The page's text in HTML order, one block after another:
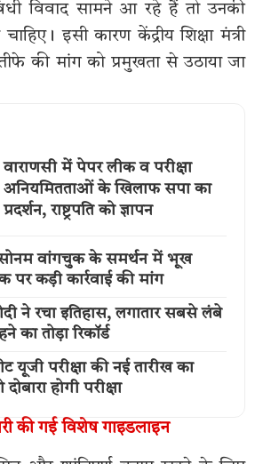
विवाद सामने आ रहे हैं तो उनकी
चाहिए। इसी कारण केंद्रीय शिक्षा मंत्री
की मांग को प्रमुखता से उठाया जा
वाराणसी में पेपर लीक व परीक्षा
अनियमितताओं के खिलाफ सपा का
प्रदर्शन, राष्ट्रपति को ज्ञापन
सोनम वांगचुक के समर्थन में भूख
पर कड़ी कार्रवाई की मांग
ने रचा इतिहास, लगातार सबसे लंबे
तोड़ा रिकॉर्ड
यूजी परीक्षा की नई तारीख का
होगी परीक्षा
की गई विशेष गाइडलाइन